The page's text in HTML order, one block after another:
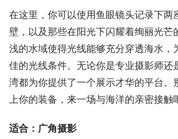
在这里，你可以使用鱼眼镜头记录下两
壁，以及那些在阳光下闪耀着绚丽光芒
浅的水域使得光线能够充分穿透海水，
佳的光线条件。无论你是专业摄影师还
湾都为你提供了一个展示才华的平台。
上你的装备，来一场与海洋的亲密接触
适合：广角摄影